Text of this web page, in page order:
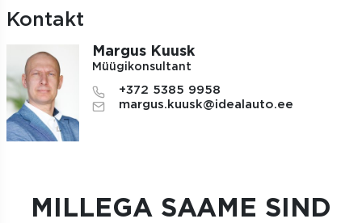
Kontakt
Margus Kuusk
Müügikonsultant
+372 5385 9958
margus.kuusk@idealauto.ee
MILLEGA SAAME SIND